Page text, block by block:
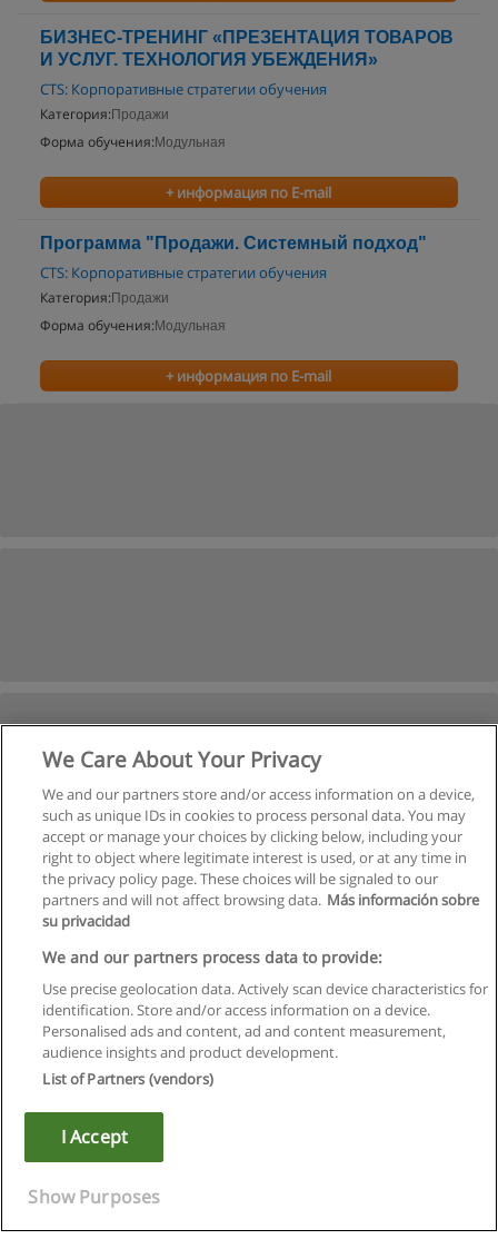
БИЗНЕС-ТРЕНИНГ «ПРЕЗЕНТАЦИЯ ТОВАРОВ
И УСЛУГ. ТЕХНОЛОГИЯ УБЕЖДЕНИЯ»
CTS: Корпоративные стратегии обучения
Категория: Продажи
Форма обучения: Модульная
+ информация по E-mail
Программа "Продажи. Системный подход"
CTS: Корпоративные стратегии обучения
Категория: Продажи
Форма обучения: Модульная
+ информация по E-mail
Следующая
из
Правила пользования
Конфиденциальность информации
Copyright © Educaedu Business S.L. - CIF : B-95610580: -
We Care About Your Privacy
We and our partners store and/or access information on a device,
such as unique IDs in cookies to process personal data. You may
accept or manage your choices by clicking below, including your
right to object where legitimate interest is used, or at any time in
the privacy policy page. These choices will be signaled to our
partners and will not affect browsing data. Más información sobre
su privacidad
We and our partners process data to provide:
Use precise geolocation data. Actively scan device characteristics for
identification. Store and/or access information on a device.
Personalised ads and content, ad and content measurement,
audience insights and product development.
List of Partners (vendors)
I Accept
Show Purposes